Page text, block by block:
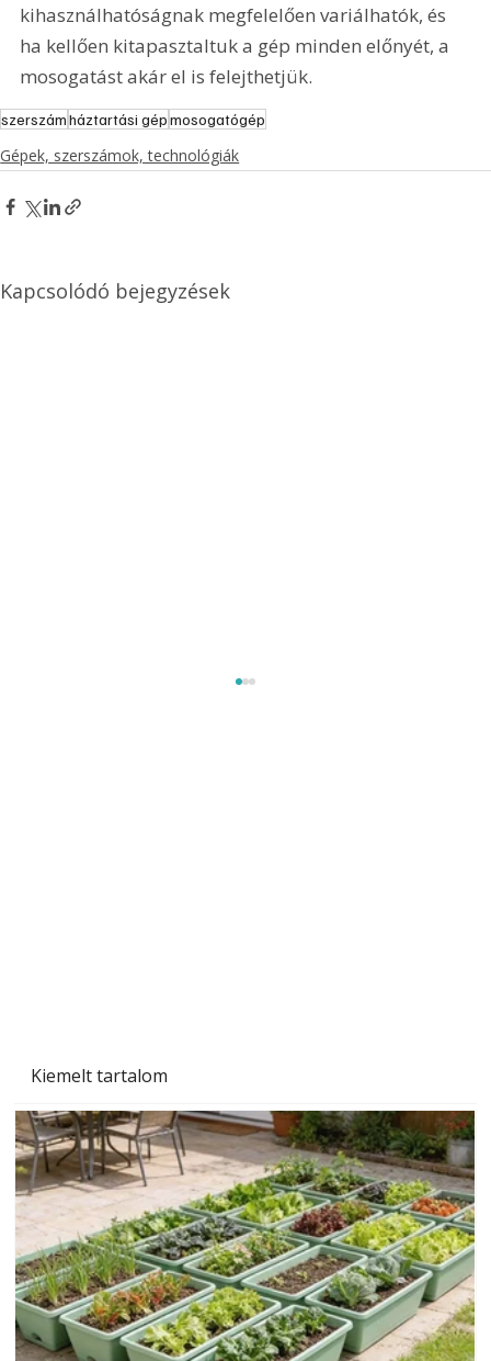
Kiemelt tartalom
kihasználhatóságnak megfelelően variálhatók, és
ha kellően kitapasztaltuk a gép minden előnyét, a
mosogatást akár el is felejthetjük.
szerszámháztartási gépmosogatógép
Gépek, szerszámok, technológiák
Kapcsolódó bejegyzések